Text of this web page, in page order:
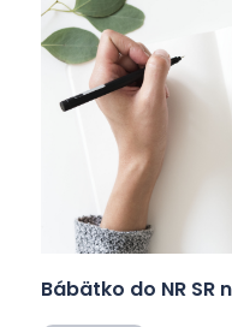
Bábätko do NR SR